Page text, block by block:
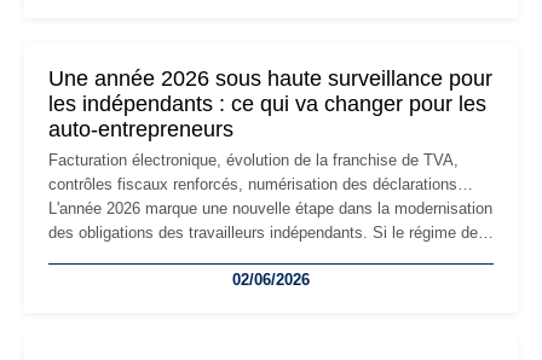
Une année 2026 sous haute surveillance pour
les indépendants : ce qui va changer pour les
auto-entrepreneurs
Facturation électronique, évolution de la franchise de TVA,
contrôles fiscaux renforcés, numérisation des déclarations…
L'année 2026 marque une nouvelle étape dans la modernisation
des obligations des travailleurs indépendants. Si le régime de
les auto-entrepreneurs devront s'adapter à un environnement
02/06/2026